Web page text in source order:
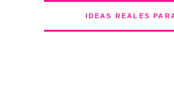
IDEAS REALES